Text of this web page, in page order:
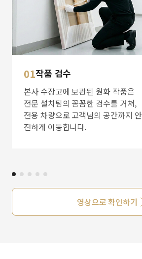
01작품 검수
본사 수장고에 보관된 원화 작품은
전문 설치팀의 꼼꼼한 검수를 거쳐,
전용 차량으로 고객님의 공간까지 안
전하게 이동합니다.
영상으로 확인하기